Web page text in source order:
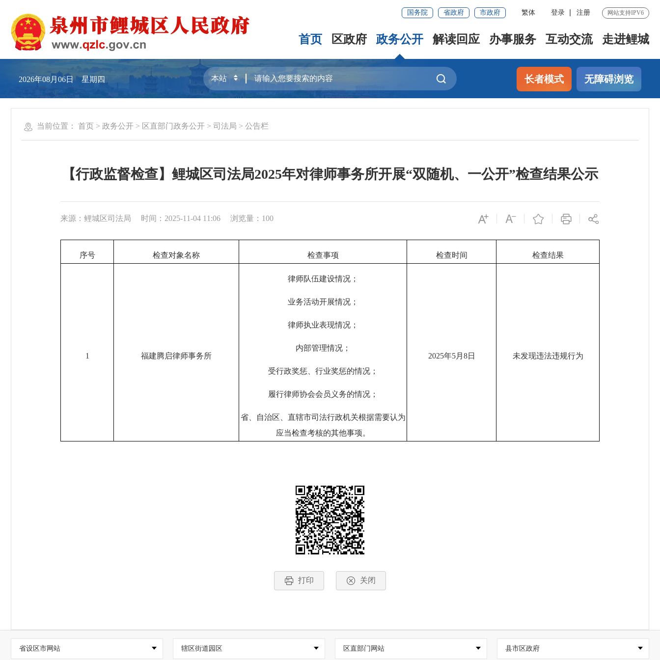
国务院 省政府 市政府 繁体 登录 注册 网站支持IPV6
首页 区政府 政务公开 解读回应 办事服务 互动交流 走进鲤城
2026年08月06日 星期四 长者模式 无障碍浏览
当前位置： 首页 > 政务公开 > 区直部门政务公开 > 司法局 > 公告栏
【行政监督检查】鲤城区司法局2025年对律师事务所开展“双随机、一公开”检查结果公示
来源：鲤城区司法局 时间：2025-11-04 11:06 浏览量： 100
序号 检查对象名称 检查事项 检查时间 检查结果
1 福建腾启律师事务所
律师队伍建设情况；
业务活动开展情况；
律师执业表现情况；
内部管理情况；
受行政奖惩、行业奖惩的情况；
履行律师协会会员义务的情况；
省、自治区、直辖市司法行政机关根据需要认为
应当检查考核的其他事项。
2025年5月8日 未发现违法违规行为
打印 关闭
省设区市网站 辖区街道园区 区直部门网站 县市区政府